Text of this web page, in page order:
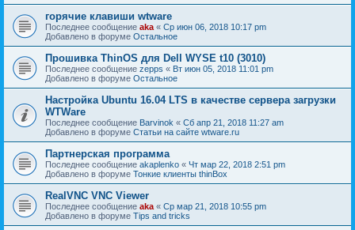
горячие клавиши wtware
Последнее сообщение aka « Ср июн 06, 2018 10:17 pm
Добавлено в форуме Остальное
Прошивка ThinOS для Dell WYSE t10 (3010)
Последнее сообщение zepps « Вт июн 05, 2018 11:01 pm
Добавлено в форуме Остальное
Настройка Ubuntu 16.04 LTS в качестве сервера загрузки
WTWare
Последнее сообщение Barvinok « Сб апр 21, 2018 11:27 am
Добавлено в форуме Статьи на сайте wtware.ru
Партнерская программа
Последнее сообщение akaplenko « Чт мар 22, 2018 2:51 pm
Добавлено в форуме Тонкие клиенты thinBox
RealVNC VNC Viewer
Последнее сообщение aka « Ср мар 21, 2018 10:55 pm
Добавлено в форуме Tips and tricks